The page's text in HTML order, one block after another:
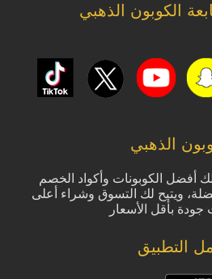
الكوبون الذهبي
الذهبي
أفضل الكوبونات وأكواد الخصم
ويتيح لك التسوق وشراء أعلى
جودة بأقل الأسعار
التطبيق